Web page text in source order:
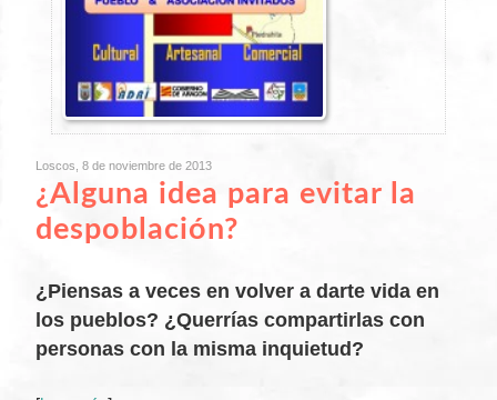
Loscos, 8 de noviembre de 2013
¿Alguna idea para evitar la
despoblación?
¿Piensas a veces en volver a darte vida en
los pueblos? ¿Querrías compartirlas con
personas con la misma inquietud?